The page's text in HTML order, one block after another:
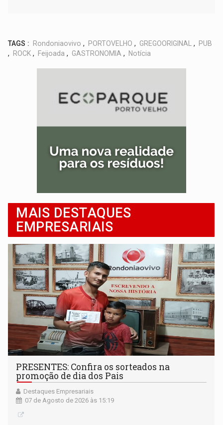
TAGS : Rondoniaovivo , PORTOVELHO , GREGOORIGINAL ,
PUB
,
ROCK , Feijoada , GASTRONOMIA , Notícia
MAIS DESTAQUES
EMPRESARIAIS
PRESENTES: Confira os sorteados na
promoção de dia dos Pais
Destaques Empresariais
07 de Agosto de 2026 às 15:19